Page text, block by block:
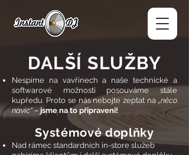
DALŠÍ SLUŽBY
Nespíme na vavřínech a naše technické a
softwarové možnosti posouváme stále
kupředu. Proto se nás nebojte zeptat na „něco
navíc“–jsme na to připraveni!
Systémové doplňky
Nad rámec standardních in-store služeb